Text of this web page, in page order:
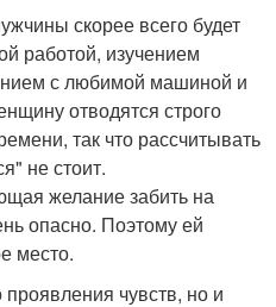
скорее всего будет
работой, изучением
с любимой машиной и
отводятся строго
так что рассчитывать
не стоит.
желание забить на
опасно. Поэтому ей
место.
чувств, но и